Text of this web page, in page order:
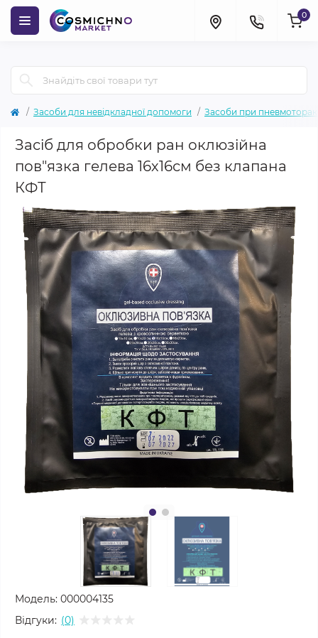
0
Засоби для невідкладної допомоги Засоби при
Засіб для обробки ран оклюзійна
пов"язка гелева 16х16см без клапана
КФТ
Модель: 000004135
Відгуки: (0)